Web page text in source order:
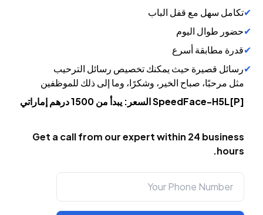
تكامل سهل مع قفل الباب
حضور طوال اليوم
قدرة مطابقة أسرع
رسائل قصيرة حيث يمكنك تخصيص رسائل الترحيب
مثل مرحبًا، صباح الخير، وشكرًا، وما إلى ذلك للموظفين
SpeedFace-H5L[P] السعر: يبدأ من 1500 درهم إماراتي
Get a call from our expert within 24 business
hours.